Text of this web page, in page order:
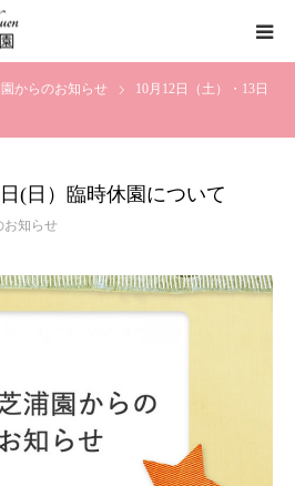
からのお知らせ
10月12日（土）・13日
(日）臨時休園について
お知らせ